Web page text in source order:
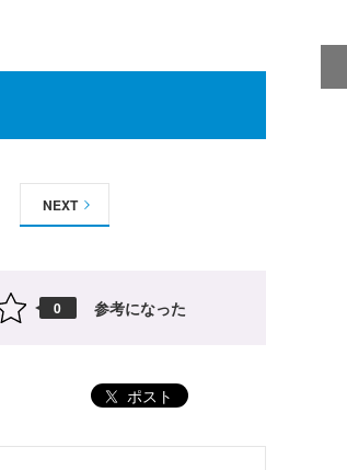
NEXT
0 参考になった
ポスト